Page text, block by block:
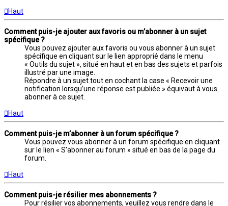
Haut
Comment puis-je ajouter aux favoris ou m’abonner à un sujet
spécifique ?
Vous pouvez ajouter aux favoris ou vous abonner à un sujet
spécifique en cliquant sur le lien approprié dans le menu
« Outils du sujet », situé en haut et en bas des sujets et parfois
illustré par une image.
Répondre à un sujet tout en cochant la case « Recevoir une
notification lorsqu’une réponse est publiée » équivaut à vous
abonner à ce sujet.
Haut
Comment puis-je m’abonner à un forum spécifique ?
Vous pouvez vous abonner à un forum spécifique en cliquant
sur le lien « S’abonner au forum » situé en bas de la page du
forum.
Haut
Comment puis-je résilier mes abonnements ?
Pour résilier vos abonnements, veuillez vous rendre dans le